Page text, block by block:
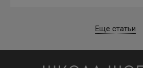
Еще статьи